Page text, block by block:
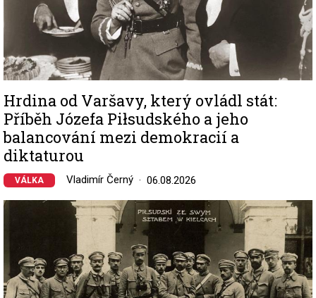
Hrdina od Varšavy, který ovládl stát:
Příběh Józefa Piłsudského a jeho
balancování mezi demokracií a
diktaturou
VÁLKA Vladimír Černý 06.08.2026
Image